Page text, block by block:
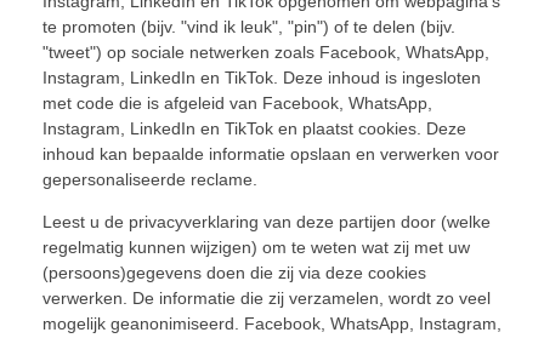
te promoten (bijv. "vind ik leuk", "pin") of te delen (bijv.
"tweet") op sociale netwerken zoals Facebook, WhatsApp,
Instagram, LinkedIn en TikTok. Deze inhoud is ingesloten
met code die is afgeleid van Facebook, WhatsApp,
Instagram, LinkedIn en TikTok en plaatst cookies. Deze
inhoud kan bepaalde informatie opslaan en verwerken voor
gepersonaliseerde reclame.
Leest u de privacyverklaring van deze partijen door (welke
regelmatig kunnen wijzigen) om te weten wat zij met uw
(persoons)gegevens doen die zij via deze cookies
verwerken. De informatie die zij verzamelen, wordt zo veel
mogelijk geanonimiseerd. Facebook, WhatsApp, Instagram,